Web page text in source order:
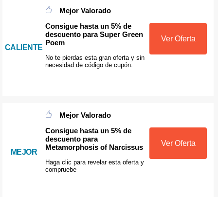
CALIENTE
Mejor Valorado
Consigue hasta un 5% de
descuento para Super Green
Poem
No te pierdas esta gran oferta y sin
necesidad de código de cupón.
Ver Oferta
MEJOR
Mejor Valorado
Consigue hasta un 5% de
descuento para
Metamorphosis of Narcissus
Haga clic para revelar esta oferta y
compruebe
Ver Oferta